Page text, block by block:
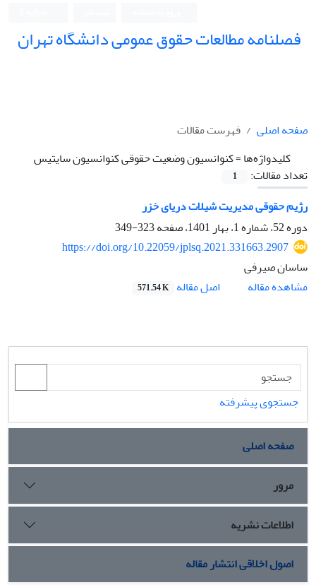
فصلنامه مطالعات حقوق عمومی دانشگاه تهران
صفحه اصلی
فهرست مقالات
کلیدواژه‌ها =کنوانسیون وضعیت حقوقی کنوانسیون سایتیس
تعداد مقالات:
1
رژیم حقوقی مدیریت شیلات دریای خزر
دوره 52، شماره 1، بهار 1401، صفحه
323-349
https://doi.org/10.22059/jplsq.2021.331663.2907
ساسان صیرفی
مشاهده مقاله
اصل مقاله 571.54 K
جستجوی پیشرفته
صفحه اصلی
مرور
اطلاعات نشریه
اصول اخلاقی انتشار مقاله